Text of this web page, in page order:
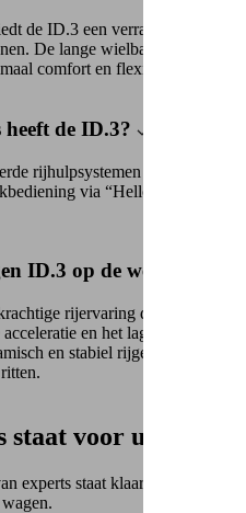
de ID.3 een verrassend ruim
De lange wielbasis en
comfort en flexibiliteit.
de ID.3?
rijhulpsystemen zoals Park
via “Hello ID.” en een
ID.3 op de weg?
rijervaring dankzij zijn
en het lage
en stabiel rijgedrag, ideaal
voor u klaar...
experts staat klaar om u bij te